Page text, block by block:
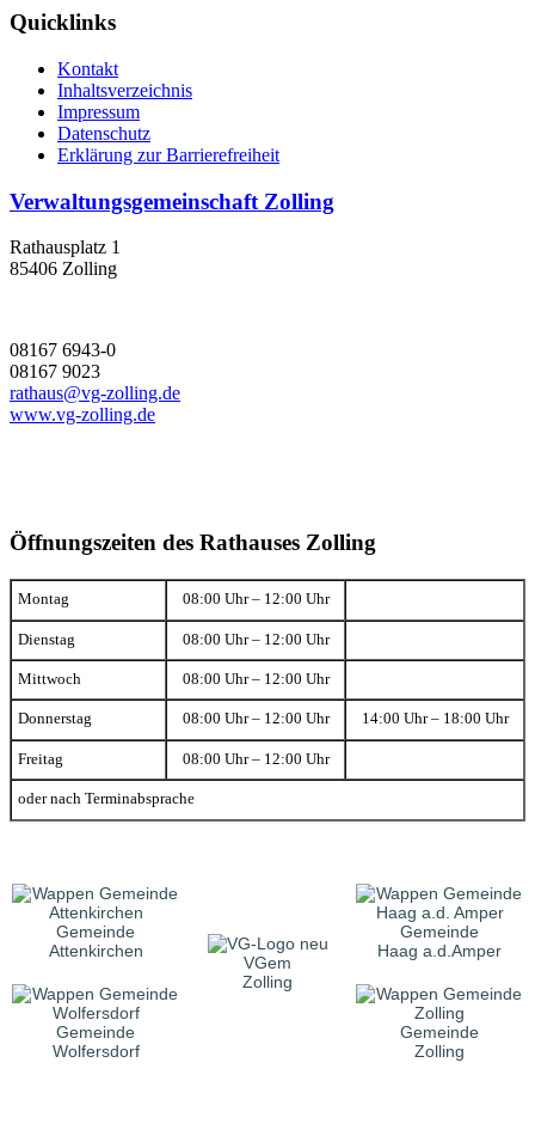
Quicklinks
Kontakt
Inhaltsverzeichnis
Impressum
Datenschutz
Erklärung zur Barrierefreiheit
Verwaltungsgemeinschaft Zolling
Rathausplatz 1
85406 Zolling
08167 6943-0
08167 9023
rathaus@vg-zolling.de
www.vg-zolling.de
Öffnungszeiten des Rathauses Zolling
Montag 08:00 Uhr – 12:00 Uhr
Dienstag 08:00 Uhr – 12:00 Uhr
Mittwoch 08:00 Uhr – 12:00 Uhr
Donnerstag 08:00 Uhr – 12:00 Uhr 14:00 Uhr – 18:00 Uhr
Freitag 08:00 Uhr – 12:00 Uhr
oder nach Terminabsprache
Gemeinde
Attenkirchen
VGem
Zolling
Gemeinde
Haag a.d.Amper
Gemeinde
Wolfersdorf
Gemeinde
Zolling